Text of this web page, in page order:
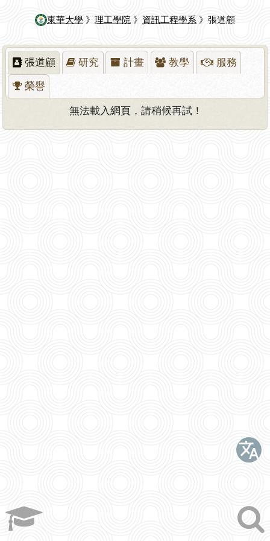
東華大學 》 理工學院 》 資訊工程學系 》張道顧
張道顧 研究 計畫 教學 服務
榮譽
無法載入網頁，請稍候再試！